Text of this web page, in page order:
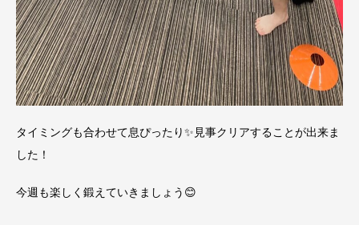
タイミングも合わせて息ぴったり✨見事クリアすることが出来ま
した！
今週も楽しく鍛えていきましょう😊